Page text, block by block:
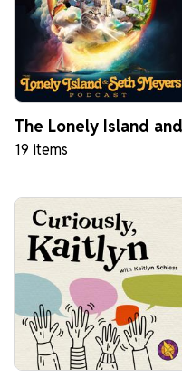
The Lonely Island
19 items